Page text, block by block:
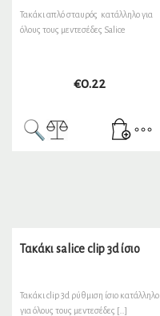
Τακάκι απλό σταυρός κατάλληλο για
όλους τους μεντεσέδες Salice
€0.22
Τακάκι salice clip 3d ίσιο
Τακάκι clip 3d ρύθμιση ίσιο κατάλληλο
για όλους τους μεντεσέδες […]